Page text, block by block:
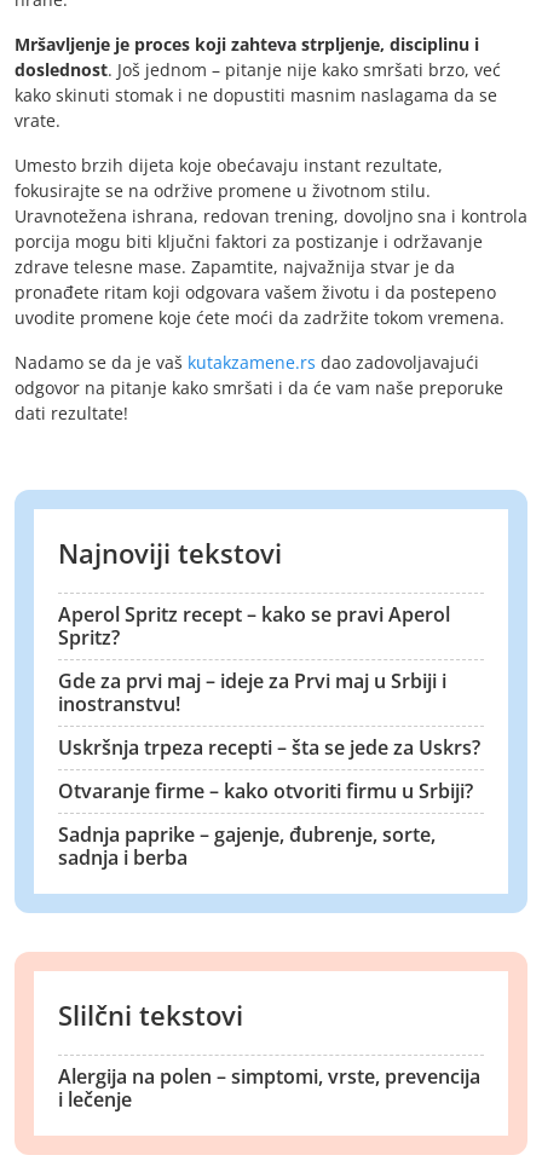
Mršavljenje je proces koji zahteva strpljenje, disciplinu i
doslednost. Još jednom – pitanje nije kako smršati brzo, već
kako skinuti stomak i ne dopustiti masnim naslagama da se
vrate.
Umesto brzih dijeta koje obećavaju instant rezultate,
fokusirajte se na održive promene u životnom stilu.
Uravnotežena ishrana, redovan trening, dovoljno sna i kontrola
porcija mogu biti ključni faktori za postizanje i održavanje
zdrave telesne mase. Zapamtite, najvažnija stvar je da
pronađete ritam koji odgovara vašem životu i da postepeno
uvodite promene koje ćete moći da zadržite tokom vremena.
Nadamo se da je vaš kutakzamene.rs dao zadovoljavajući
odgovor na pitanje kako smršati i da će vam naše preporuke
dati rezultate!
Najnoviji tekstovi
Aperol Spritz recept – kako se pravi Aperol
Spritz?
Gde za prvi maj – ideje za Prvi maj u Srbiji i
inostranstvu!
Uskršnja trpeza recepti – šta se jede za Uskrs?
Otvaranje firme – kako otvoriti firmu u Srbiji?
Sadnja paprike – gajenje, đubrenje, sorte,
sadnja i berba
Slilčni tekstovi
Alergija na polen – simptomi, vrste, prevencija
i lečenje